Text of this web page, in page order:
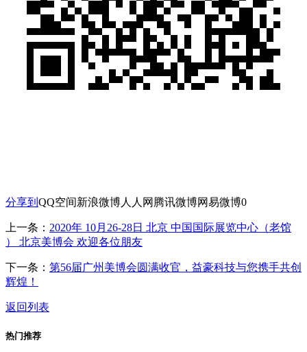
分享到 QQ空间新浪微博人人网 腾讯微博网易微博0
上一条： 2020年 10月26-28日 北京 中国国际展览中心（老馆
） 北京美博会 欢迎各位朋友
下一条： 第56届广州美博会圆满收官，益豪科技与您携手共创
辉煌！
返回列表
热门推荐